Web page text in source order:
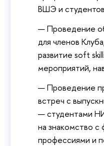
ВШЭ и
Проведение
для членов
развитие soft
мероприятий,
Проведение
встреч с
— студентами
на знакомство с
профессиями и